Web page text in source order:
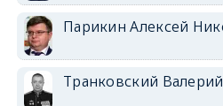
Парикин Алексей
Транковский